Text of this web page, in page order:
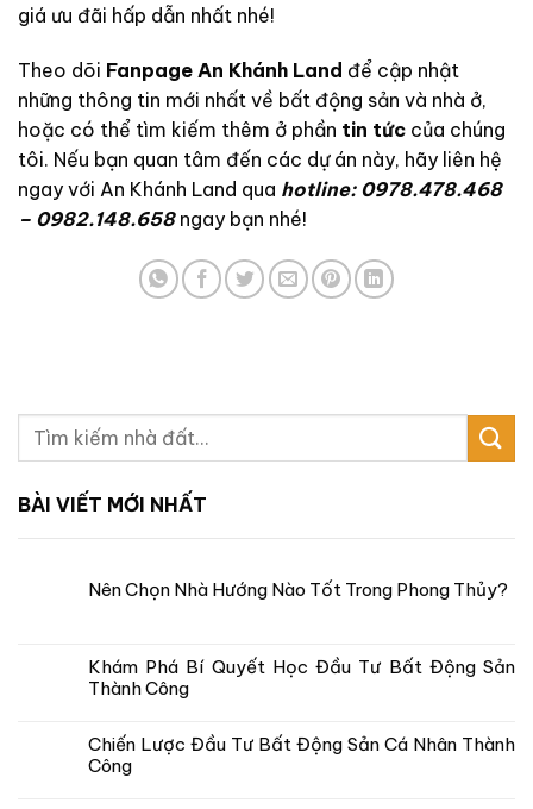
giá ưu đãi hấp dẫn nhất nhé!
Theo dõi Fanpage An Khánh Land để cập nhật
những thông tin mới nhất về bất động sản và nhà ở,
hoặc có thể tìm kiếm thêm ở phần tin tức của chúng
tôi. Nếu bạn quan tâm đến các dự án này, hãy liên hệ
ngay với An Khánh Land qua hotline: 0978.478.468
– 0982.148.658ngay bạn nhé!
BÀI VIẾT MỚI NHẤT
Nên Chọn Nhà Hướng Nào Tốt Trong Phong Thủy?
Khám Phá Bí Quyết Học Đầu Tư Bất Động Sản
Thành Công
Chiến Lược Đầu Tư Bất Động Sản Cá Nhân Thành
Công